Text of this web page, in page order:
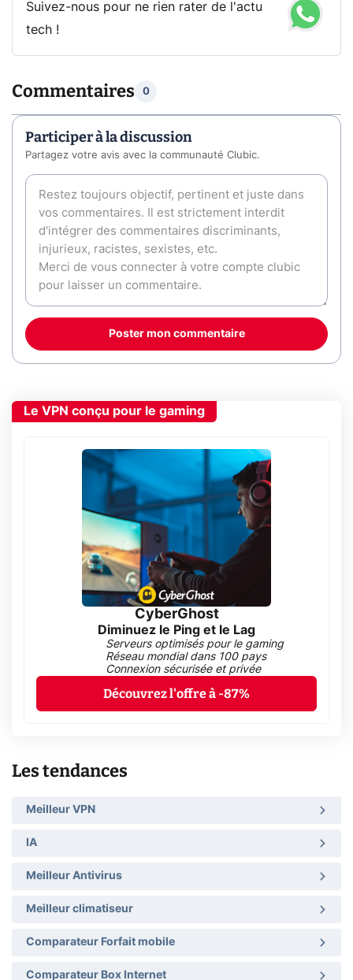
Suivez-nous pour ne rien rater de l'actu
tech !
Commentaires 0
Participer à la discussion
Partagez votre avis avec la communauté Clubic.
Poster mon commentaire
Le VPN conçu pour le gaming
CyberGhost
Diminuez le Ping et le Lag
Serveurs optimisés pour le gaming
Réseau mondial dans 100 pays
Connexion sécurisée et privée
Découvrez l'offre à -87%
Les tendances
Meilleur VPN
IA
Meilleur Antivirus
Meilleur climatiseur
Comparateur Forfait mobile
Comparateur Box Internet